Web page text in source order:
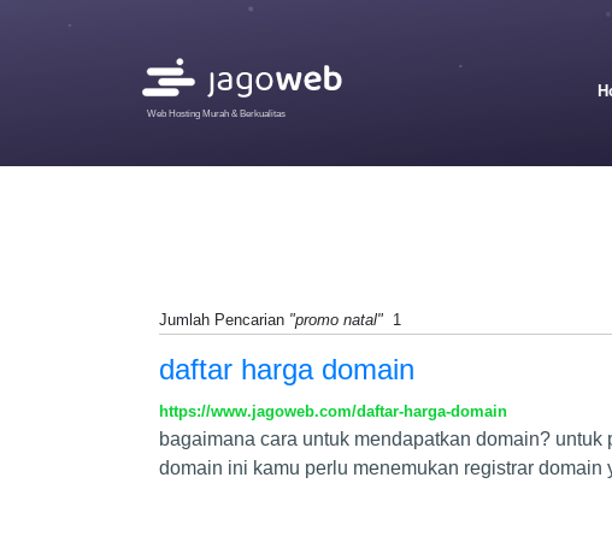
Web Hosting Murah & Berkualitas
Jumlah Pencarian "promo natal" 1
daftar harga domain
https://www.jagoweb.com/daftar-harga-domain
bagaimana cara untuk mendapatkan domain?
domain ini kamu perlu menemukan registrar